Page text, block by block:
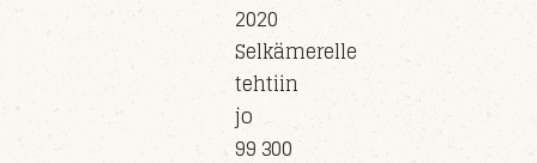
2020
Selkämerelle
tehtiin
jo
99 300